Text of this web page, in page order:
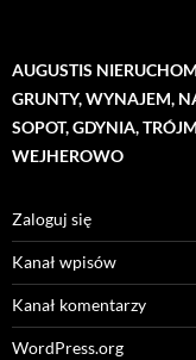
AUGUSTIS
GRUNTY, WYNAJEM,
SOPOT, GDYNIA,
WEJHEROWO
Zaloguj się
Kanał wpisów
Kanał komentarzy
WordPress.org